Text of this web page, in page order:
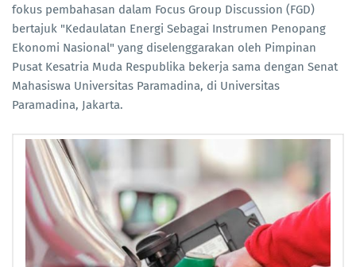
fokus pembahasan dalam Focus Group Discussion (FGD)
bertajuk "Kedaulatan Energi Sebagai Instrumen Penopang
Ekonomi Nasional" yang diselenggarakan oleh Pimpinan
Pusat Kesatria Muda Respublika bekerja sama dengan Senat
Mahasiswa Universitas Paramadina, di Universitas
Paramadina, Jakarta.